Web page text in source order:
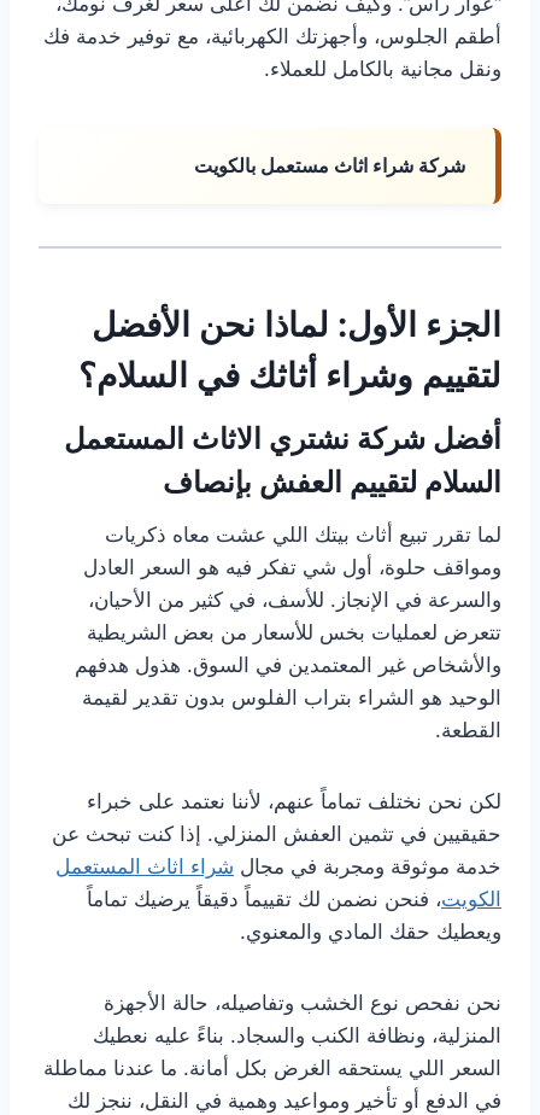
أطقم الجلوس، وأجهزتك الكهربائية، مع توفير خدمة فك
ونقل مجانية بالكامل للعملاء.
شركة شراء اثاث مستعمل بالكويت
الجزء الأول: لماذا نحن الأفضل
لتقييم وشراء أثاثك في السلام؟
أفضل شركة نشتري الاثاث المستعمل
السلام لتقييم العفش بإنصاف
لما تقرر تبيع أثاث بيتك اللي عشت معاه ذكريات
ومواقف حلوة، أول شي تفكر فيه هو السعر العادل
والسرعة في الإنجاز. للأسف، في كثير من الأحيان،
تتعرض لعمليات بخس للأسعار من بعض الشريطية
والأشخاص غير المعتمدين في السوق. هذول هدفهم
الوحيد هو الشراء بتراب الفلوس بدون تقدير لقيمة
القطعة.
لكن نحن نختلف تماماً عنهم، لأننا نعتمد على خبراء
حقيقيين في تثمين العفش المنزلي. إذا كنت تبحث عن
خدمة موثوقة ومجربة في مجال شراء اثاث المستعمل
الكويت، فنحن نضمن لك تقييماً دقيقاً يرضيك تماماً
ويعطيك حقك المادي والمعنوي.
نحن نفحص نوع الخشب وتفاصيله، حالة الأجهزة
المنزلية، ونظافة الكنب والسجاد. بناءً عليه نعطيك
السعر اللي يستحقه الغرض بكل أمانة. ما عندنا مماطلة
في الدفع أو تأخير ومواعيد وهمية في النقل، ننجز لك